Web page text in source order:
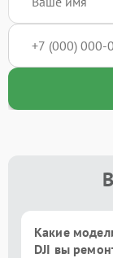
Какие
DJI вы